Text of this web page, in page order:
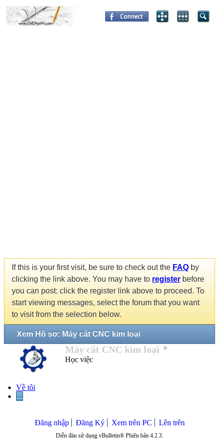
If this is your first visit, be sure to check out the FAQ by
clicking the link above. You may have to register before
you can post: click the register link above to proceed. To
start viewing messages, select the forum that you want
to visit from the selection below.
Xem Hồ sơ: Máy cắt CNC kim loại
Máy cắt CNC kim loại
Học việc
Về tôi
...
Đăng nhập Đăng Ký Xem trên PC Lên trên
Diễn đàn sử dụng vBulletin® Phiên bản 4.2.3.